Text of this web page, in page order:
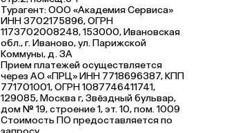
Турагент: ООО «Академия Сервиса»
ИНН 3702175896, ОГРН
1173702008248, 153000, Ивановская
обл., г. Иваново, ул. Парижской
Коммуны, д. ЗА
Прием платежей осуществляется
через АО «ПРЦ» ИНН 7718696387, КПП
771701001, ОГРН 1087746411741,
129085, Москва г, Звёздный бульвар,
дом № 19, строение 1, эт. 10, пом. 1009
Стоимость ПО предоставляется по